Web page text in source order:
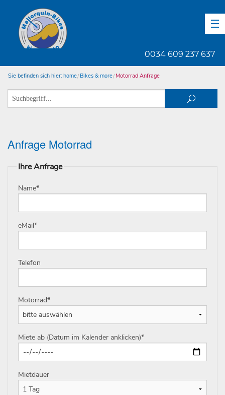
0034 609 237 637
Sie befinden sich hier: home Bikes & more Motorrad Anfrage
Anfrage Motorrad
Ihre Anfrage
Name*
eMail*
Telefon
Motorrad*
Miete ab (Datum im Kalender anklicken)*
Mietdauer